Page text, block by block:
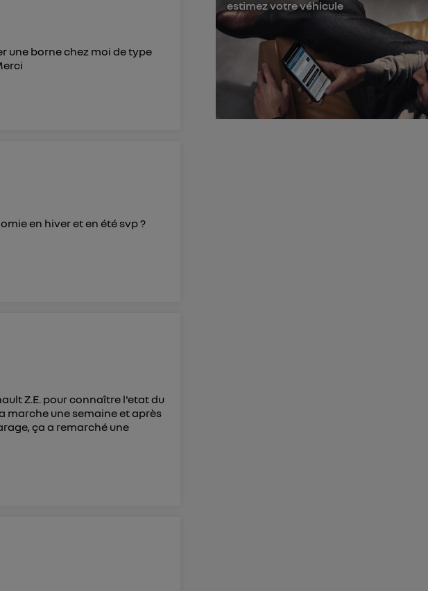
une borne chez moi de type
en hiver et en été svp ?
Z.E. pour connaître l'etat du
marche une semaine et après
ça a remarché une
estimez votre véhicule
surle portail d’Utiq("
en bas de ce site. Pour plus